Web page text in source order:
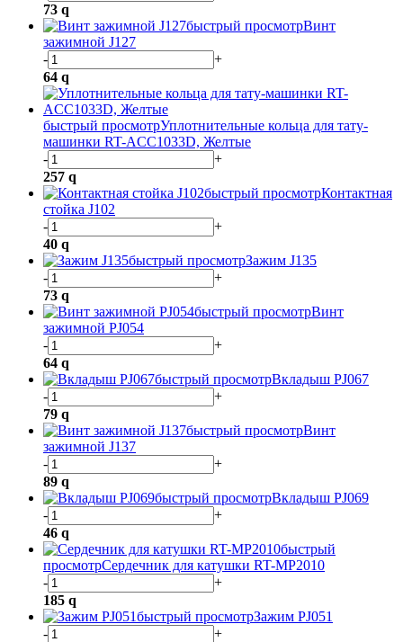
73 q
быстрый просмотрВинт
зажимной J127
-
+
64 q
быстрый просмотрУплотнительные кольца для тату-
машинки RT-ACC1033D, Желтые
-
+
257 q
быстрый просмотрКонтактная
стойка J102
-
+
40 q
быстрый просмотрЗажим J135
-
+
73 q
быстрый просмотрВинт
зажимной PJ054
-
+
64 q
быстрый просмотрВкладыш PJ067
-
+
79 q
быстрый просмотрВинт
зажимной J137
-
+
89 q
быстрый просмотрВкладыш PJ069
-
+
46 q
быстрый
просмотрСердечник для катушки RT-MP2010
-
+
185 q
быстрый просмотрЗажим PJ051
-
+